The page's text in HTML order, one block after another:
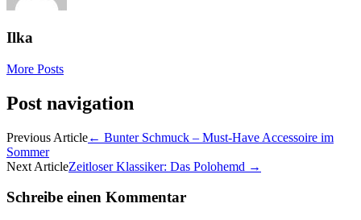
Ilka
More Posts
Post navigation
Previous Article← Bunter Schmuck – Must-Have Accessoire im
Sommer
Next ArticleZeitloser Klassiker: Das Polohemd →
Schreibe einen Kommentar